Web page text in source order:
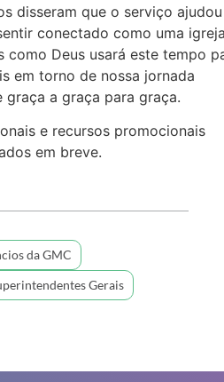
disseram que o serviço ajudou
conectado como uma
como Deus usará este tempo
em torno de nossa jornada
a graça para graça.
e recursos promocionais
em breve.
da GMC
Gerais